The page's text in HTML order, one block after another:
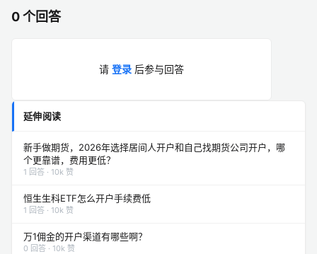
0 个回答
请 登录 后参与回答
延伸阅读
新手做期货，2026年选择居间人开户和自己找期货公司开户，哪
个更靠谱，费用更低？
1 回答 · 10k 赞
恒生生科ETF怎么开户手续费低
1 回答 · 10k 赞
万1佣金的开户渠道有哪些啊？
0 回答 · 10k 赞